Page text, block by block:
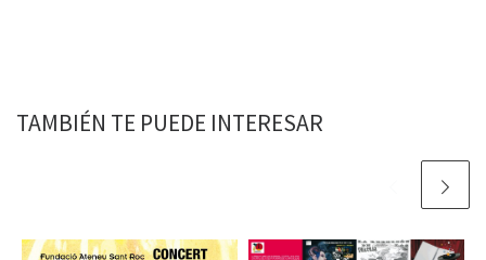
TAMBIÉN TE PUEDE INTERESAR